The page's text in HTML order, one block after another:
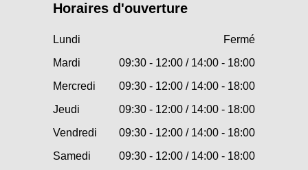
Horaires d'ouverture
Lundi
Fermé
Mardi
09:30 - 12:00 / 14:00 - 18:00
Mercredi
09:30 - 12:00 / 14:00 - 18:00
Jeudi
09:30 - 12:00 / 14:00 - 18:00
Vendredi
09:30 - 12:00 / 14:00 - 18:00
Samedi
09:30 - 12:00 / 14:00 - 18:00